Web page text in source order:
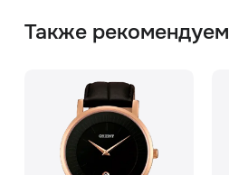
Также рекомендуем